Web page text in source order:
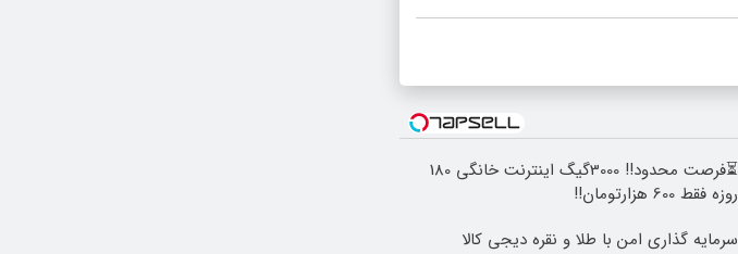
⏳فرصت محدود!! 3000گیگ اینترنت خانگی 180
روزه فقط 600 هزارتومان!!
سرمایه گذاری امن با طلا و نقره دیجی کالا